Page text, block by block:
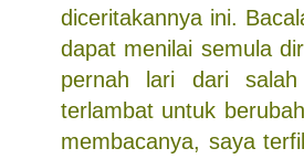
diceritakannya ini.
dapat menilai semula
pernah lari dari
terlambat untuk
membacanya, saya